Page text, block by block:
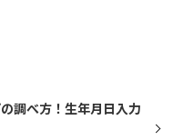
調べ方！生年月日入力